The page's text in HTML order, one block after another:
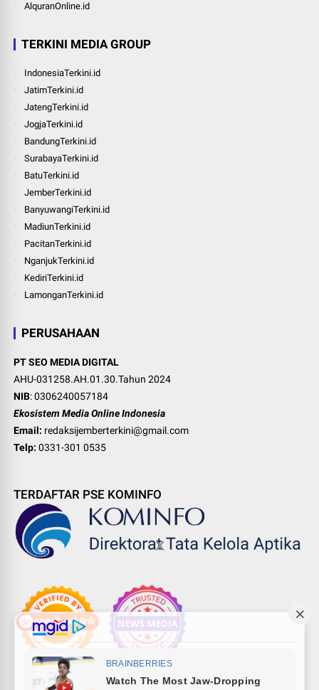
AlquranOnline.id
TERKINI MEDIA GROUP
IndonesiaTerkini.id
JatimTerkini.id
JatengTerkini.id
JogjaTerkini.id
BandungTerkini.id
SurabayaTerkini.id
BatuTerkini.id
JemberTerkini.id
BanyuwangiTerkini.id
MadiunTerkini.id
PacitanTerkini.id
NganjukTerkini.id
KediriTerkini.id
LamonganTerkini.id
PERUSAHAAN
PT SEO MEDIA DIGITAL
AHU-031258.AH.01.30.Tahun 2024
NIB: 0306240057184
Ekosistem Media Online Indonesia
Email: redaksijemberterkini@gmail.com
Telp: 0331-301 0535
TERDAFTAR PSE KOMINFO